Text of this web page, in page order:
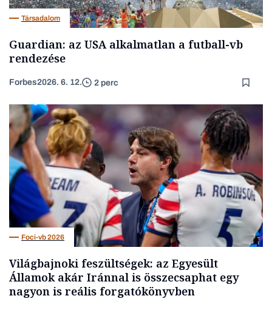
Társadalom
Guardian: az USA alkalmatlan a futball-vb
rendezése
Forbes2026. 6. 12. 2 perc
Foci-vb 2026
Világbajnoki feszültségek: az Egyesült
Államok akár Iránnal is összecsaphat egy
nagyon is reális forgatókönyvben